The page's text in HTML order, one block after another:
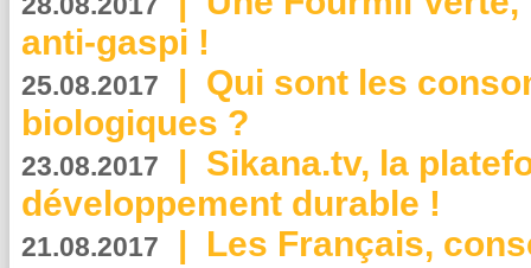
anti-gaspi !
25.08.2017 | Qui sont les
biologiques ?
23.08.2017 | Sikana.tv, la
développement durable !
21.08.2017 | Les Français,